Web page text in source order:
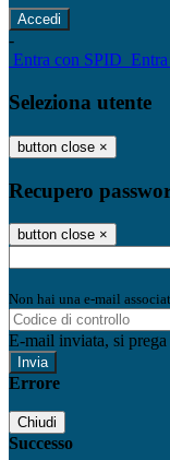
-
Entra con SPID
Seleziona utente
button close ×
Recupero
button close ×
Non hai una e-mail
E-mail inviata, si
Errore
Chiudi
Successo